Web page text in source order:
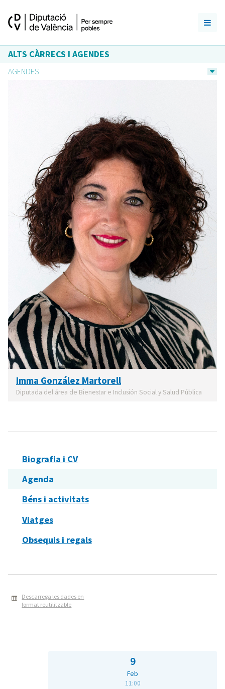
ALTS CÀRRECS I AGENDES
AGENDES
Imma González Martorell
Diputada del área de Bienestar e Inclusión Social y Salud Pública
Biografia i CV
Agenda
Béns i activitats
Viatges
Obsequis i regals
Descarrega les dades en
format reutilitzable
9
Feb
11:00